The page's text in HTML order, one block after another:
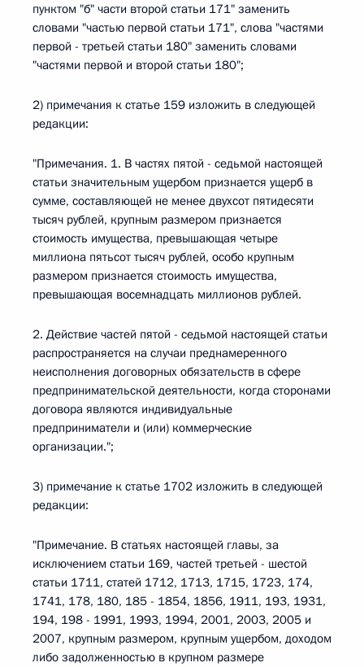
пунктом "б" части второй статьи 171" заменить
словами "частью первой статьи 171", слова "частями
первой - третьей статьи 180" заменить словами
"частями первой и второй статьи 180";
2) примечания к статье 159 изложить в следующей
редакции:
"Примечания. 1. В частях пятой - седьмой настоящей
статьи значительным ущербом признается ущерб в
сумме, составляющей не менее двухсот пятидесяти
тысяч рублей, крупным размером признается
стоимость имущества, превышающая четыре
миллиона пятьсот тысяч рублей, особо крупным
размером признается стоимость имущества,
превышающая восемнадцать миллионов рублей.
2. Действие частей пятой - седьмой настоящей статьи
распространяется на случаи преднамеренного
неисполнения договорных обязательств в сфере
предпринимательской деятельности, когда сторонами
договора являются индивидуальные
предприниматели и (или) коммерческие
организации.";
3) примечание к статье 1702 изложить в следующей
редакции:
"Примечание. В статьях настоящей главы, за
исключением статьи 169, частей третьей - шестой
статьи 1711, статей 1712, 1713, 1715, 1723, 174,
1741, 178, 180, 185 - 1854, 1856, 1911, 193, 1931,
194, 198 - 1991, 1993, 1994, 2001, 2003, 2005 и
2007, крупным размером, крупным ущербом, доходом
либо задолженностью в крупном размере